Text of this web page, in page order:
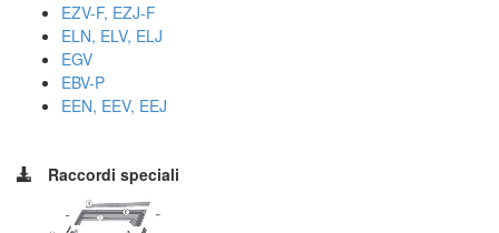
EZV-F, EZJ-F
ELN, ELV, ELJ
EGV
EBV-P
EEN, EEV, EEJ
Raccordi speciali